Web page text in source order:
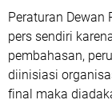
Peraturan Dewan
pers sendiri
pembahasan,
diinisiasi
final maka